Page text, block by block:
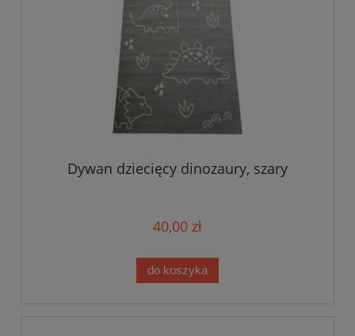
Dywan dziecięcy dinozaury, szary
40,00 zł
do koszyka